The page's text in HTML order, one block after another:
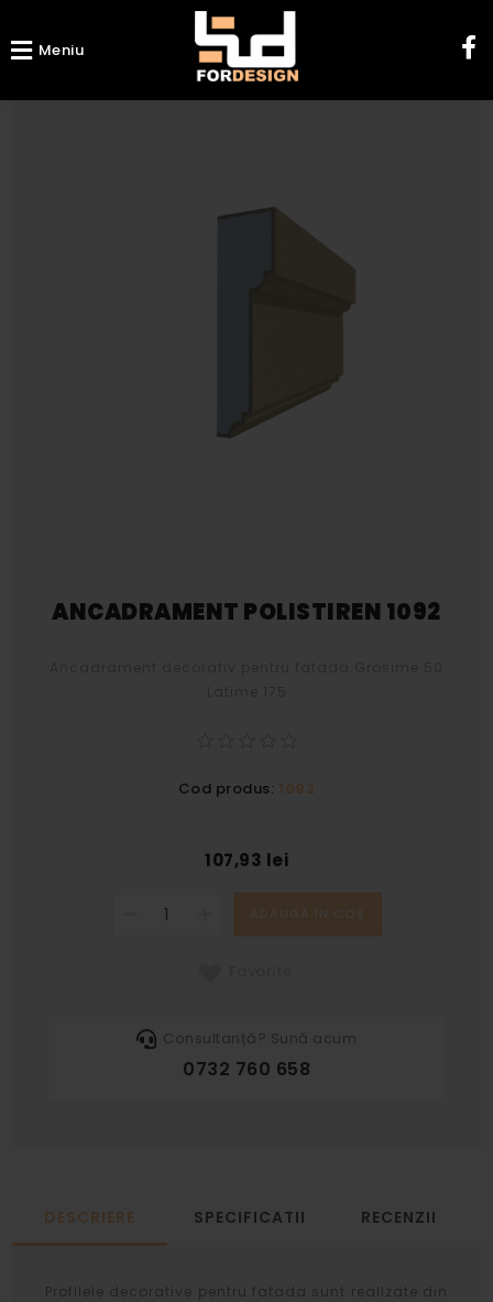
Meniu
ANCADRAMENT POLISTIREN 1092
Cod produs: 1092
107,93 lei
ADAUGĂ ÎN COȘ
Consultanță? Sună acum
0732 760 658
DESCRIERE SPECIFICATII RECENZII
Profilele decorative pentru fatada sunt realizate din